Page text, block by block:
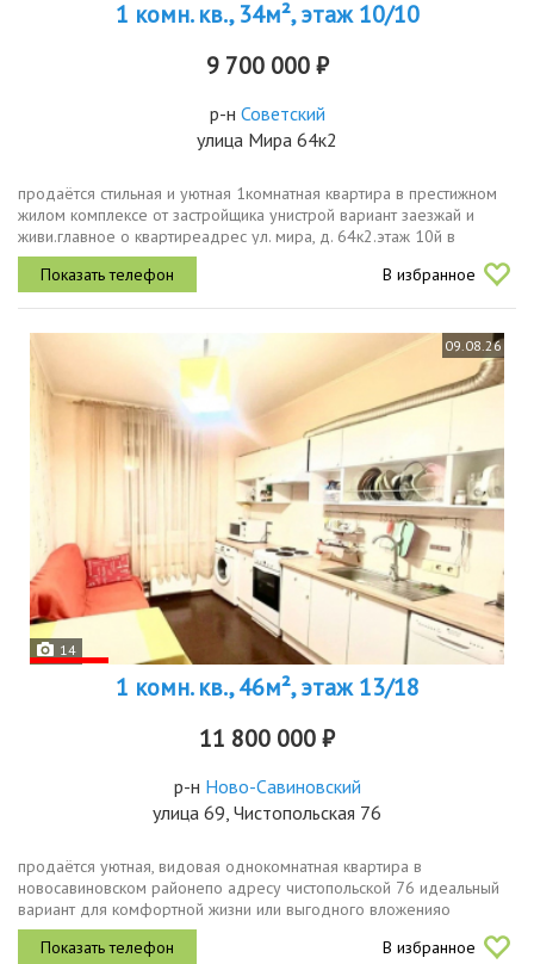
1 комн. кв., 34м², этаж 10/10
9 700 000 ₽
р-н Советский
улица Мира 64к2
продаётся стильная и уютная 1комнатная квартира в престижном
жилом комплексе от застройщика унистрой вариант заезжай и
живи.главное о квартиреадрес ул. мира, д. 64к2.этаж 10й в
качественном кирпичном доме.площадь общая 34,2 м²,
просторная кухня 9,5...
В избранное
09.08.26
14
1 комн. кв., 46м², этаж 13/18
11 800 000 ₽
р-н Ново-Савиновский
улица 69, Чистопольская 76
продаётся уютная, видовая однокомнатная квартира в
новосавиновском районепо адресу чистопольской 76 идеальный
вариант для комфортной жизни или выгодного вложенияо
квартире общая площадь 46,2 м², комната 20 м², кухня 10.7 м²
этаж 1318 балкон 4 м....
В избранное